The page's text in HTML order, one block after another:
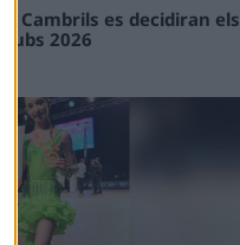
i Cambrils es decidiran els
2026